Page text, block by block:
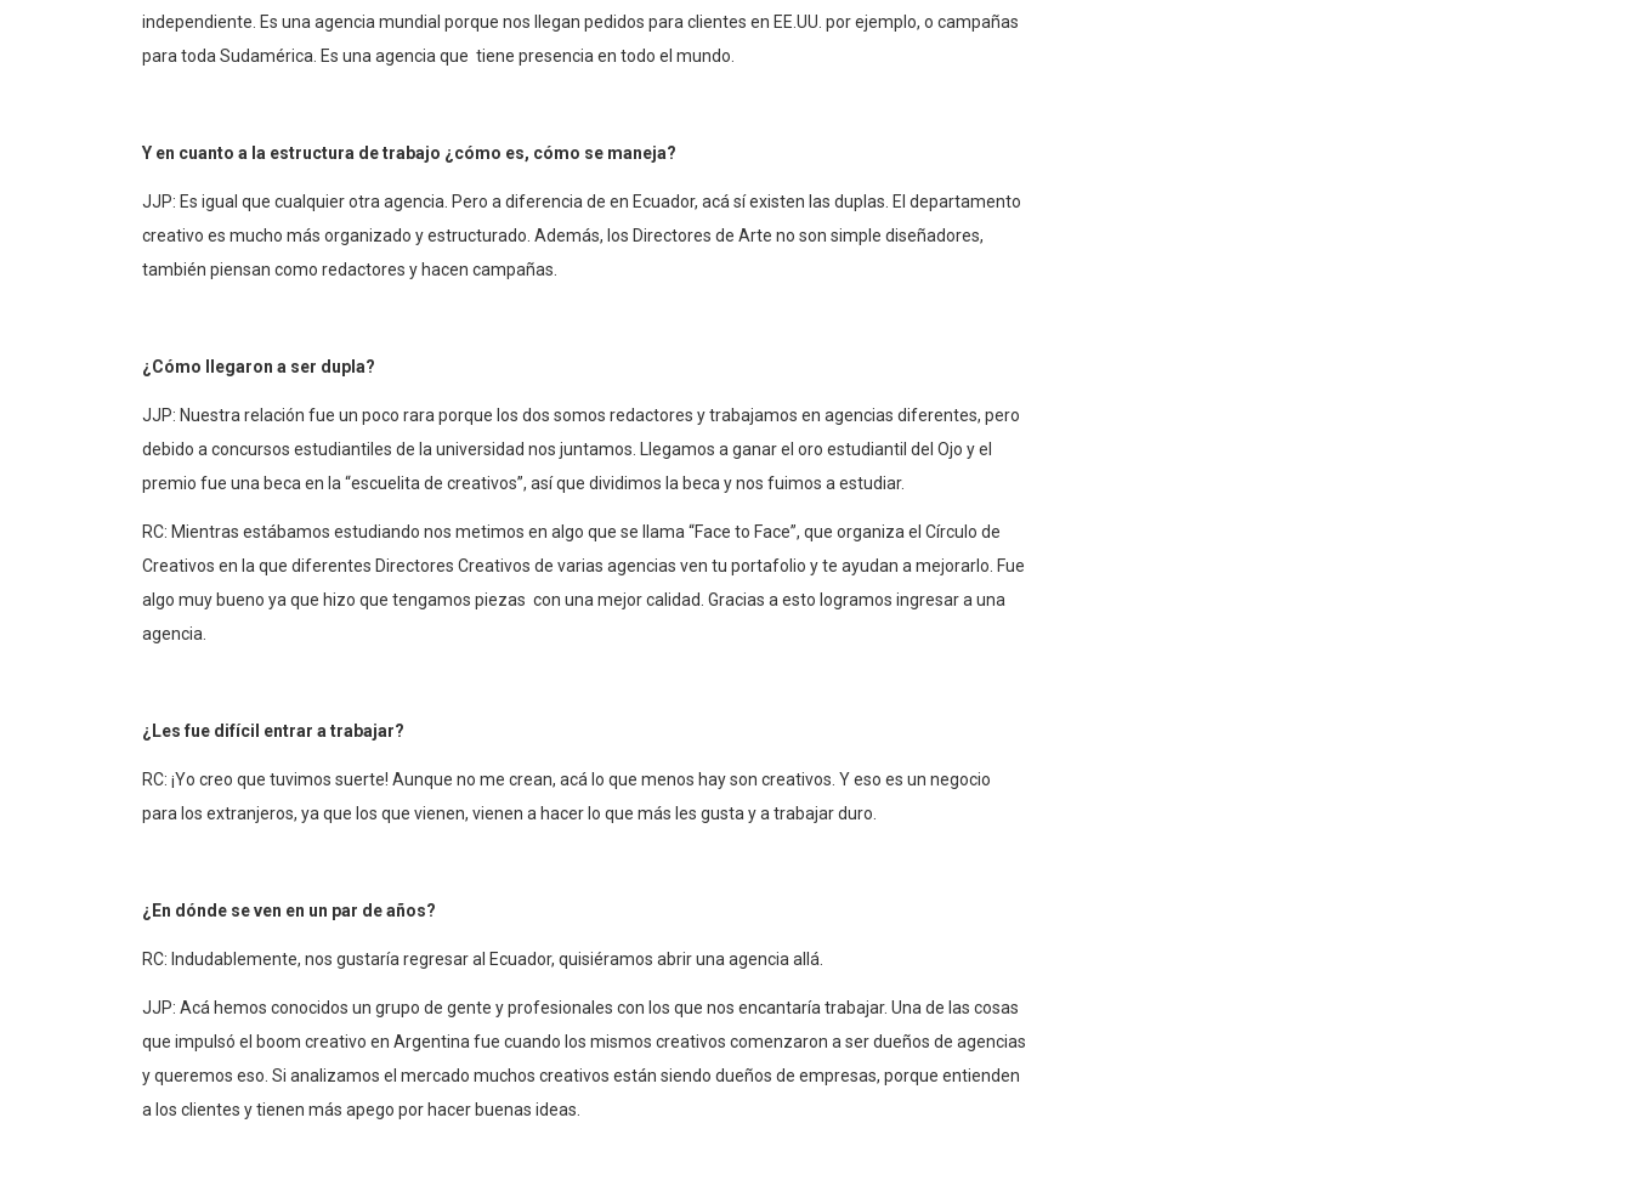
independiente. Es una agencia mundial porque nos llegan pedidos para clientes en EE.UU. por ejemplo, o campañas
para toda Sudamérica. Es una agencia que tiene presencia en todo el mundo.
Y en cuanto a la estructura de trabajo ¿cómo es, cómo se maneja?
JJP: Es igual que cualquier otra agencia. Pero a diferencia de en Ecuador, acá sí existen las duplas. El departamento
creativo es mucho más organizado y estructurado. Además, los Directores de Arte no son simple diseñadores,
también piensan como redactores y hacen campañas.
¿Cómo llegaron a ser dupla?
JJP: Nuestra relación fue un poco rara porque los dos somos redactores y trabajamos en agencias diferentes, pero
debido a concursos estudiantiles de la universidad nos juntamos. Llegamos a ganar el oro estudiantil del Ojo y el
premio fue una beca en la “escuelita de creativos”, así que dividimos la beca y nos fuimos a estudiar.
RC: Mientras estábamos estudiando nos metimos en algo que se llama “Face to Face”, que organiza el Círculo de
Creativos en la que diferentes Directores Creativos de varias agencias ven tu portafolio y te ayudan a mejorarlo. Fue
algo muy bueno ya que hizo que tengamos piezas con una mejor calidad. Gracias a esto logramos ingresar a una
agencia.
¿Les fue difícil entrar a trabajar?
RC: ¡Yo creo que tuvimos suerte! Aunque no me crean, acá lo que menos hay son creativos. Y eso es un negocio
para los extranjeros, ya que los que vienen, vienen a hacer lo que más les gusta y a trabajar duro.
¿En dónde se ven en un par de años?
RC: Indudablemente, nos gustaría regresar al Ecuador, quisiéramos abrir una agencia allá.
JJP: Acá hemos conocidos un grupo de gente y profesionales con los que nos encantaría trabajar. Una de las cosas
que impulsó el boom creativo en Argentina fue cuando los mismos creativos comenzaron a ser dueños de agencias
y queremos eso. Si analizamos el mercado muchos creativos están siendo dueños de empresas, porque entienden
a los clientes y tienen más apego por hacer buenas ideas.